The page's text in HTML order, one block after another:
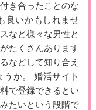
き合ったことのな
良いかもしれませ
など様々な男性と
たくさんあります
などして知り合え
うか。 婚活サイト
で登録できるとい
たいという段階で